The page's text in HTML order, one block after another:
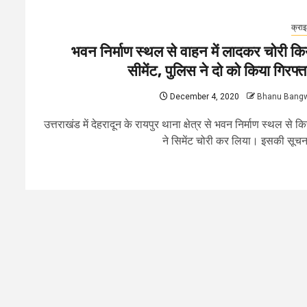
भवन निर्माण स्थल से वाहन में लादकर चोरी
सीमेंट, पुलिस ने दो को किया
December 4, 2020 Bhanu
उत्तराखंड में देहरादून के रायपुर थाना क्षेत्र से भवन निर्माण स्थल से
ने सिमेंट चोरी कर लिया। इसकी